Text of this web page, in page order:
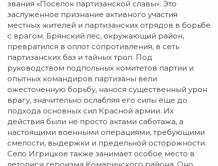
звания «Поселок партизанской славы». Это
заслуженное признание активного участия
местных жителей и партизанских отрядов в борьбе
с врагом. Брянский лес, окружающий район,
превратился в оплот сопротивления, в сеть
партизанских баз и тайных троп. Под
руководством подпольных комитетов партии и
опытных командиров партизаны вели
ожесточенную борьбу, нанося существенный урон
врагу, значительно ослабляя его силы еще до
подхода основных сил Красной армии. Их
действия были не просто актами саботажа, а
настоящими военными операциями, требующими
смелости, выдержки и предельной осторожности.
Село Игрицкое также занимает особое место в
летописи героизма Комаричского района. Оно